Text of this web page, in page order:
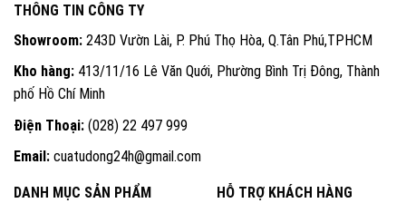
THÔNG TIN CÔNG TY
Showroom: 243D Vườn Lài, P. Phú Thọ Hòa, Q.Tân Phú,TPHCM
Kho hàng: 413/11/16 Lê Văn Quới, Phường Bình Trị Đông, Thành
phố Hồ Chí Minh
Điện Thoại: (028) 22 497 999
Email: cuatudong24h@gmail.com
DANH MỤC SẢN PHẨM
HỖ TRỢ KHÁCH HÀNG